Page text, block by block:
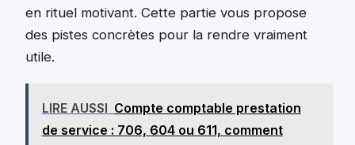
en rituel motivant. Cette partie vous propose
des pistes concrètes pour la rendre vraiment
utile.
LIRE AUSSI Compte comptable prestation
de service : 706, 604 ou 611, comment